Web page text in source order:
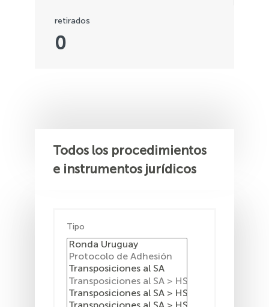
0
retirados
Todos los procedimientos
e instrumentos jurídicos
Tipo